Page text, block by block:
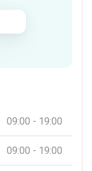
09:00 - 19:00
09:00 - 19:00